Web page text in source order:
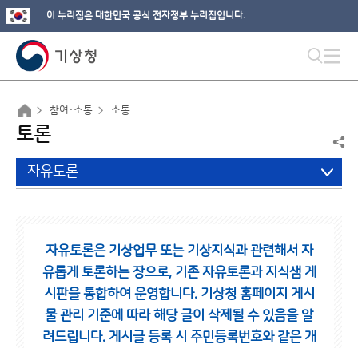
이 누리집은 대한민국 공식 전자정부 누리집입니다.
참여·소통 소통
토론
자유토론
자유토론은 기상업무 또는 기상지식과 관련해서 자
유롭게 토론하는 장으로, 기존 자유토론과 지식샘 게
시판을 통합하여 운영합니다. 기상청 홈페이지 게시
물 관리 기준에 따라 해당 글이 삭제될 수 있음을 알
려드립니다. 게시글 등록 시 주민등록번호와 같은 개